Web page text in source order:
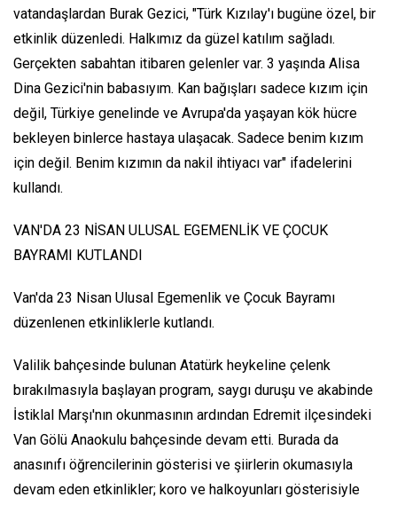
vatandaşlardan Burak Gezici, "Türk Kızılay'ı bugüne özel, bir
etkinlik düzenledi. Halkımız da güzel katılım sağladı.
Gerçekten sabahtan itibaren gelenler var. 3 yaşında Alisa
Dina Gezici'nin babasıyım. Kan bağışları sadece kızım için
değil, Türkiye genelinde ve Avrupa'da yaşayan kök hücre
bekleyen binlerce hastaya ulaşacak. Sadece benim kızım
için değil. Benim kızımın da nakil ihtiyacı var" ifadelerini
kullandı.
VAN'DA 23 NİSAN ULUSAL EGEMENLİK VE ÇOCUK
BAYRAMI KUTLANDI
Van'da 23 Nisan Ulusal Egemenlik ve Çocuk Bayramı
düzenlenen etkinliklerle kutlandı.
Valilik bahçesinde bulunan Atatürk heykeline çelenk
bırakılmasıyla başlayan program, saygı duruşu ve akabinde
İstiklal Marşı'nın okunmasının ardından Edremit ilçesindeki
Van Gölü Anaokulu bahçesinde devam etti. Burada da
anasınıfı öğrencilerinin gösterisi ve şiirlerin okumasıyla
devam eden etkinlikler; koro ve halkoyunları gösterisiyle